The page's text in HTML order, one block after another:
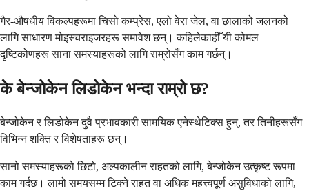
गैर-औषधीय विकल्पहरूमा चिसो कम्प्रेस, एलो वेरा जेल, वा छालाको जलनको
लागि साधारण मोइस्चराइजरहरू समावेश छन्। कहिलेकाहीँ यी कोमल
दृष्टिकोणहरू साना समस्याहरूको लागि राम्रोसँग काम गर्छन्।
के बेन्जोकेन लिडोकेन भन्दा राम्रो छ?
बेन्जोकेन र लिडोकेन दुवै प्रभावकारी सामयिक एनेस्थेटिक्स हुन्, तर तिनीहरूसँग
विभिन्न शक्ति र विशेषताहरू छन्।
सानो समस्याहरूको छिटो, अल्पकालीन राहतको लागि, बेन्जोकेन उत्कृष्ट रूपमा
काम गर्दछ। लामो समयसम्म टिक्ने राहत वा अधिक महत्त्वपूर्ण असुविधाको लागि,